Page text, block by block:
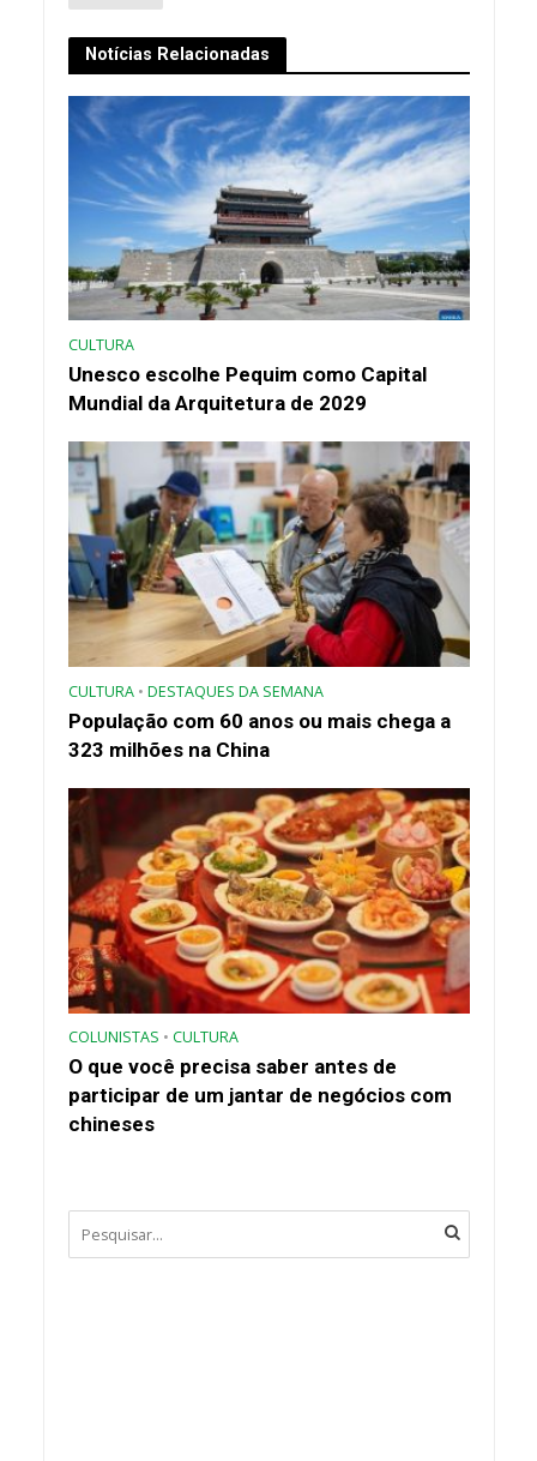
Notícias Relacionadas
CULTURA
Unesco escolhe Pequim como Capital
Mundial da Arquitetura de 2029
CULTURA • DESTAQUES DA SEMANA
População com 60 anos ou mais chega a
323 milhões na China
COLUNISTAS • CULTURA
O que você precisa saber antes de
participar de um jantar de negócios com
chineses